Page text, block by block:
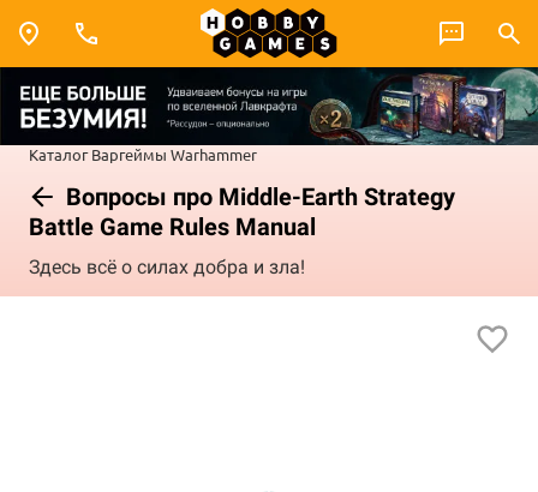
Каталог Варгеймы Warhammer
Вопросы про Middle-Earth Strategy
Battle Game Rules Manual
Здесь всё о силах добра и зла!